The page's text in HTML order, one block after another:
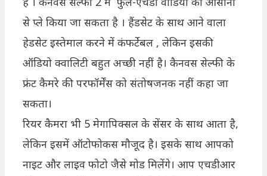
से प्ले किया जा सकता है । हैंडसेट के साथ आने वाला
हेडसेट इस्तेमाल करने में कंफर्टेबल , लेकिन इसकी
ऑडियो क्वालिटी बहुत अच्छी नहीं है। कैनवस सेल्फी के
फ्रंट कैमरे की परफॉर्मेंस को संतोषजनक नहीं कहा जा
सकता।
रियर कैमरा भी 5 मेगापिक्सल के सेंसर के साथ आता है,
लेकिन इसमें ऑटोफोकस मौजूद है। इसके साथ आपको
नाइट और लाइव फोटो जैसे मोड मिलेंगे। आप एचडीआर